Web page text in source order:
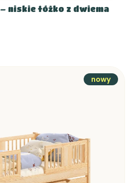
niskie łóżko z dwiema
nowy